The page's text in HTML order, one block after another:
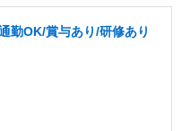
勤OK/賞与あり/研修あり